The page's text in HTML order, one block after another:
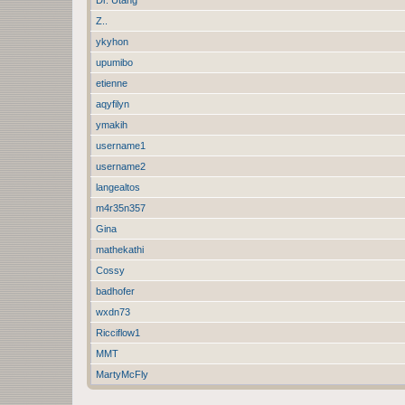
Z..
ykyhon
upumibo
etienne
aqyfilyn
ymakih
username1
username2
langealtos
m4r35n357
Gina
mathekathi
Cossy
badhofer
wxdn73
Ricciflow1
MMT
MartyMcFly